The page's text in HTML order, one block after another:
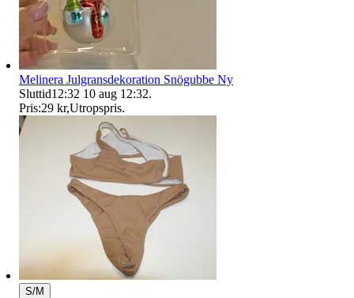
Melinera Julgransdekoration Snögubbe Ny
Sluttid12:32 10 aug 12:32.
Pris:29 kr,Utropspris.
S/M